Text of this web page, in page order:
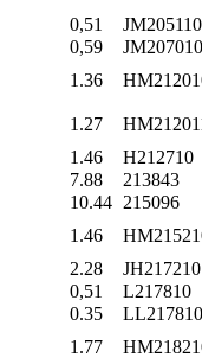
0,51
JM205110
0,59
JM207010
1.36
1.27
1.46
H212710
7.88
213843
10.44 215096
1.46
2.28
JH217210
0,51
L217810
0.35
LL217810
1.77